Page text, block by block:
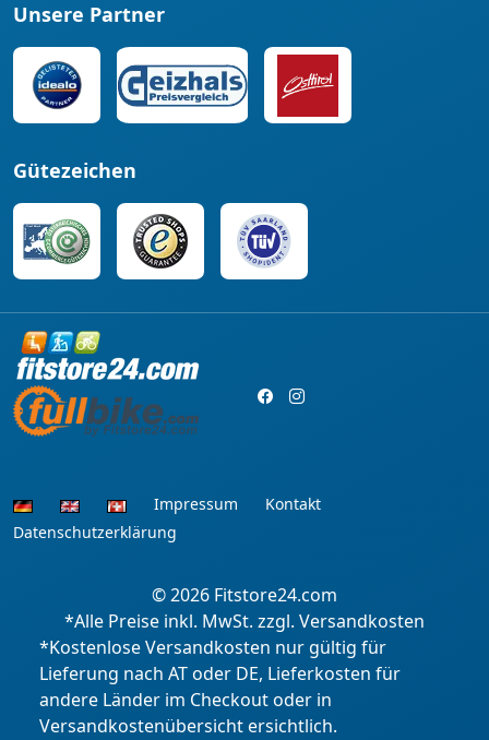
Unsere Partner
Gütezeichen
Impressum
Kontakt
Datenschutzerklärung
© 2026 Fitstore24.com
*Alle Preise inkl. MwSt. zzgl. Versandkosten
*Kostenlose Versandkosten nur gültig für
Lieferung nach AT oder DE, Lieferkosten für
andere Länder im Checkout oder in
Versandkostenübersicht ersichtlich.